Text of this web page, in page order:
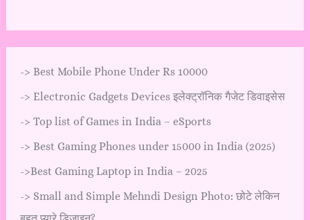
-> Best Mobile Phone Under Rs 10000
-> Electronic Gadgets Devices इलेक्ट्रॉनिक गैजेट डिवाइसेस
-> Top list of Games in India – eSports
-> Best Gaming Phones under 15000 in India (2025)
->Best Gaming Laptop in India – 2025
-> Small and Simple Mehndi Design Photo: छोटे लेकिन